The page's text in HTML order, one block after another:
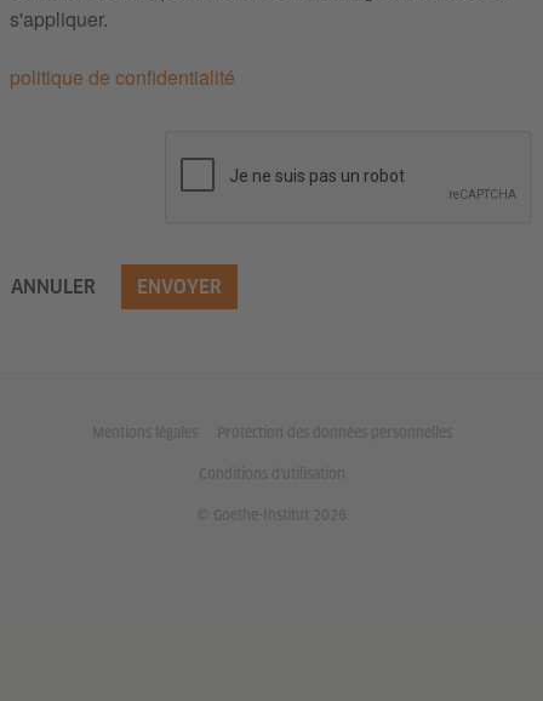
s'appliquer.
politique de confidentialité
ANNULER ENVOYER